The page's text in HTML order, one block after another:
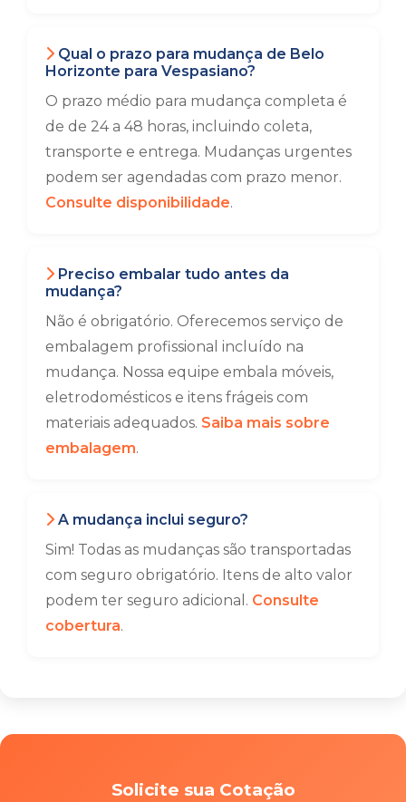
Qual o prazo para mudança de Belo
Horizonte para Vespasiano?
O prazo médio para mudança completa é
de de 24 a 48 horas, incluindo coleta,
transporte e entrega. Mudanças urgentes
podem ser agendadas com prazo menor.
Consulte disponibilidade.
Preciso embalar tudo antes da
mudança?
Não é obrigatório. Oferecemos serviço de
embalagem profissional incluído na
mudança. Nossa equipe embala móveis,
eletrodomésticos e itens frágeis com
materiais adequados. Saiba mais sobre
embalagem.
A mudança inclui seguro?
Sim! Todas as mudanças são transportadas
com seguro obrigatório. Itens de alto valor
podem ter seguro adicional. Consulte
cobertura.
Solicite sua Cotação